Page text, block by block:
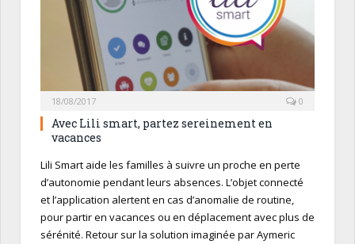
18/08/2017 0
Avec Lili smart, partez sereinement en
vacances
Lili Smart aide les familles à suivre un proche en perte
d’autonomie pendant leurs absences. L’objet connecté
et l’application alertent en cas d’anomalie de routine,
pour partir en vacances ou en déplacement avec plus de
sérénité. Retour sur la solution imaginée par Aymeric